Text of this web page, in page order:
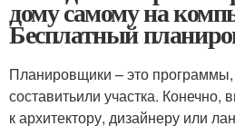
дому самому на
Бесплатный
Планировщики – это
составитьили участка. Конечно,
к архитектору, дизайнеру или